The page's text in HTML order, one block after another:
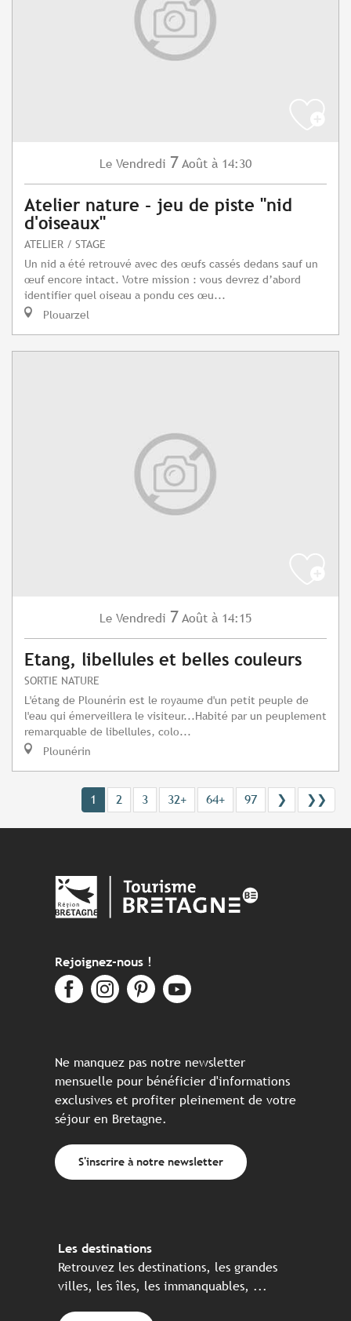
Le Vendredi 7 Août à 14:30
Atelier nature - jeu de piste "nid
d'oiseaux"
ATELIER / STAGE
Un nid a été retrouvé avec des œufs cassés dedans sauf un
œuf encore intact. Votre mission : vous devrez d’abord
identifier quel oiseau a pondu ces œu...
Plouarzel
Le Vendredi 7 Août à 14:15
Etang, libellules et belles couleurs
SORTIE NATURE
L'étang de Plounérin est le royaume d'un petit peuple de
l'eau qui émerveillera le visiteur...Habité par un peuplement
remarquable de libellules, colo...
Plounérin
1 2 3 32+ 64+ 97 ❯ ❯❯
Rejoignez-nous !
Ne manquez pas notre newsletter
mensuelle pour bénéficier d'informations
exclusives et profiter pleinement de votre
séjour en Bretagne.
S'inscrire à notre newsletter
Les destinations
Retrouvez les destinations, les grandes
villes, les îles, les immanquables, ...